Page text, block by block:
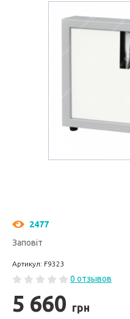
2477
Заповіт
Артикул: F9323
0 отзывов
5 660 грн